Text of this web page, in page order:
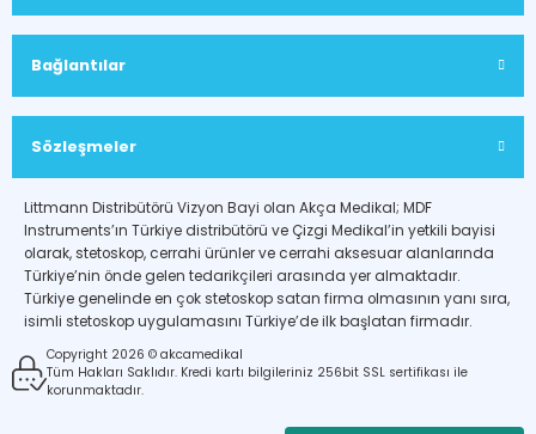
Bağlantılar
Sözleşmeler
Littmann Distribütörü Vizyon Bayi olan Akça Medikal; MDF
Instruments’ın Türkiye distribütörü ve Çizgi Medikal’in yetkili bayisi
olarak, stetoskop, cerrahi ürünler ve cerrahi aksesuar alanlarında
Türkiye’nin önde gelen tedarikçileri arasında yer almaktadır.
Türkiye genelinde en çok stetoskop satan firma olmasının yanı sıra,
isimli stetoskop uygulamasını Türkiye’de ilk başlatan firmadır.
Copyright 2026 © akcamedikal
Tüm Hakları Saklıdır. Kredi kartı bilgileriniz 256bit SSL sertifikası ile
korunmaktadır.